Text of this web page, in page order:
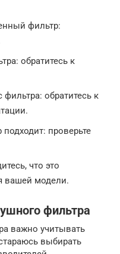
фильтр:
обратитесь к
обратитесь к
проверьте
что это
вашей модели.
фильтра
важно учитывать
выбирать